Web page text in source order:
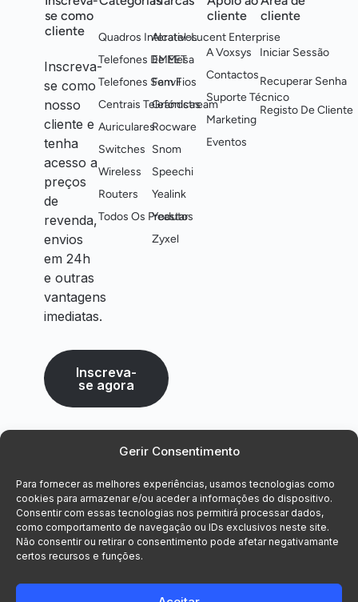
Gerir Consentimento
Para fornecer as melhores experiências, usamos tecnologias como
cookies para armazenar e/ou aceder a informações do dispositivo.
Consentir com essas tecnologias nos permitirá processar dados,
como comportamento de navegação ou IDs exclusivos neste site.
Não consentir ou retirar o consentimento pode afetar negativamante
certos recursos e funções.
se como
cliente
Inscreva-
se como
nosso
cliente e
tenha
acesso a
preços
de
revenda,
envios
em 24h
e outras
vantagens
imediatas.
Inscreva-
se agora
Quadros Interativos
Telefones De Mesa
Telefones Sem Fios
Centrais Telefónicas
Auriculares
Switches
Wireless
Routers
Todos Os Produtos
Alcatel-Lucent Enterprise
EMEET
Fanvil
Grandstream
Rocware
Snom
Speechi
Yealink
Yeastar
Zyxel
cliente
A Voxsys
Contactos
Suporte Técnico
Marketing
Eventos
cliente
Iniciar Sessão
Recuperar Senha
Registo De Cliente